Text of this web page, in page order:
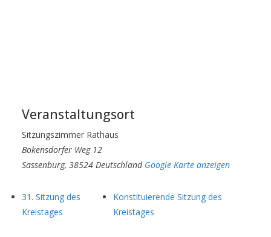
Veranstaltungsort
Sit­zungs­zim­mer Rathaus
Bokensdorfer Weg 12
Sassenburg, 38524 Deutschland Google Karte anzeigen
31. Sit­zung des
Kreistages
Kon­sti­tu­ie­rende Sit­zung des
Kreistages